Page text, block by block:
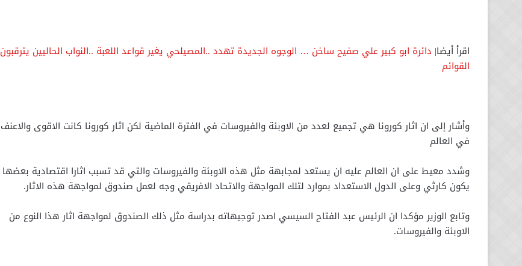
اقرأ أيضا| دائرة ابو كبير علي صفيح ساخن … الوجوه الجديدة تهدد ..المصيلحي يغير قواعد اللعبة ..النواب الحاليين يترقبون
القوائم
وأشار إلى ان اثار كورونا هي تجميع لعدد من الاوبئة والفيروسات في الفترة الماضية لكن اثار كورونا كانت الاقوى والاعنف
في العالم
وشدد معيط على ان العالم عليه ان يستعد لمجابهة مثل هذه الاوبئة والفيروسات والتي قد تسبب اثارا اقتصادية بعضها
يكون كارثي وعلى الدول الاستعداد بموارد لتلك المواجهة والاتحاد الافريقي وجه لعمل صندوق لمواجهة هذه الاثار.
وتابع الوزير مؤكدا ان الرئيس عبد الفتاح السيسي اصدر توجيهاته بدراسة مثل ذلك الصندوق لمواجهة اثار هذا النوع من
الاوبئة والفيروسات.